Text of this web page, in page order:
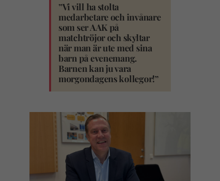
”Vi vill ha stolta
medarbetare och invånare
som ser AAK på
matchtröjor och skyltar
när man är ute med sina
barn på evenemang.
Barnen kan ju vara
morgondagens kollegor!”